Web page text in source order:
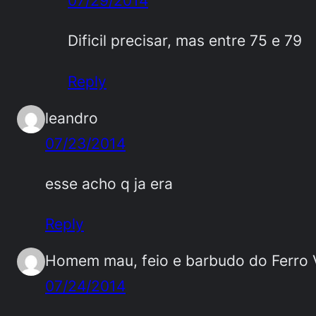
Dificil precisar, mas entre 75 e 79
Reply
leandro
07/23/2014
esse acho q ja era
Reply
Homem mau, feio e barbudo do Ferro
07/24/2014